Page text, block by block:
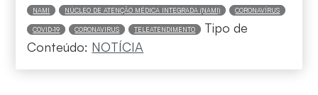
NAMI NÚCLEO DE ATENÇÃO MÉDICA INTEGRADA (NAMI) CORONAVÍRUS
COVID-19 CORONAVIRUS TELEATENDIMENTO
Tipo de
Conteúdo: NOTÍCIA